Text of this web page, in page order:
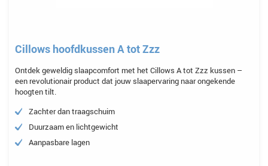
Cillows hoofdkussen A tot Zzz
Ontdek geweldig slaapcomfort met het Cillows A tot Zzz kussen –
een revolutionair product dat jouw slaapervaring naar ongekende
hoogten tilt.
Zachter dan traagschuim
Duurzaam en lichtgewicht
Aanpasbare lagen